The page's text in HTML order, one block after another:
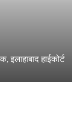
इलाहाबाद हाईकोर्ट